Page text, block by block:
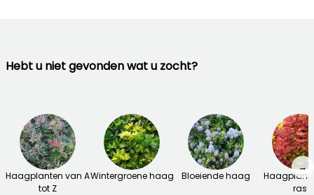
Hebt u niet gevonden wat u zocht?
Haagplanten van A
tot Z
Wintergroene haag Bloeiende haag
ras
→